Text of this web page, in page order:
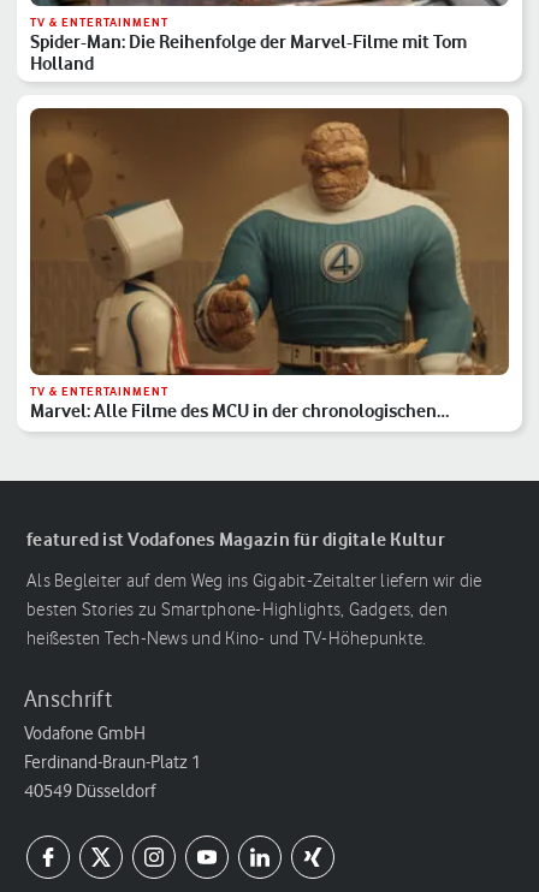
TV & ENTERTAINMENT
Spider-Man: Die Reihenfolge der Marvel-Filme mit Tom
Holland
TV & ENTERTAINMENT
Marvel: Alle Filme des MCU in der chronologischen
Reihenfolge
featured ist Vodafones Magazin für digitale Kultur
Als Begleiter auf dem Weg ins Gigabit-Zeitalter liefern wir die
besten Stories zu Smartphone-Highlights, Gadgets, den
heißesten Tech-News und Kino- und TV-Höhepunkte.
Anschrift
Vodafone GmbH
Ferdinand-Braun-Platz 1
40549 Düsseldorf